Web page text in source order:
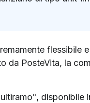
flessibile
da PosteVita, la
disponibile